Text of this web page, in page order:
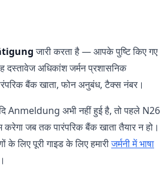
जारी करता है — आपके पुष्टि किए गए
दस्तावेज अधिकांश जर्मन प्रशासनिक
बैंक खाता, फोन अनुबंध, टैक्स नंबर।
Anmeldung अभी नहीं हुई है, तो पहले N26
जब तक पारंपरिक बैंक खाता तैयार न हो।
के लिए पूरी गाइड के लिए हमारीजर्मनी में भाषा